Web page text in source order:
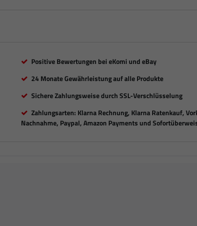
Positive Bewertungen bei eKomi und eBay
24 Monate Gewährleistung auf alle Produkte
Sichere Zahlungsweise durch SSL-Verschlüsselung
Zahlungsarten: Klarna Rechnung, Klarna Ratenkauf,
Nachnahme, Paypal, Amazon Payments und